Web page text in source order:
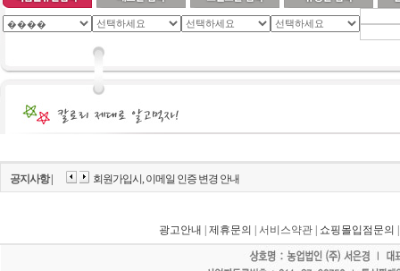
공지사항 | 회원가입시, 이메일 인증 변경 안내
광고안내 제휴문의 | 서비스약관 | 쇼핑몰입점문의
"홈페이지 모든 게시물에